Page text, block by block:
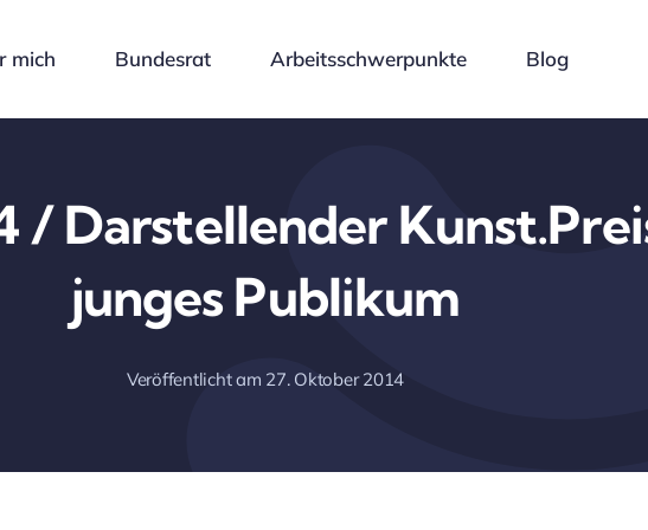
mich Bundesrat Arbeitsschwerpunkte Blog
/ Darstellender
junges Publikum
Veröffentlicht am 27. Oktober 2014